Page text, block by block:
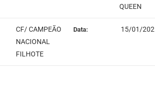
QUEEN
CF/ CAMPEÃO
NACIONAL
FILHOTE
Data: 15/01/